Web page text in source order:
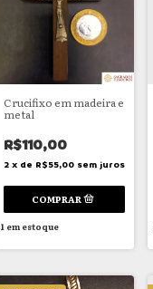
Crucifixo em madeira e
metal
R$110,00
2 x de R$55,00 sem juros
1em estoque